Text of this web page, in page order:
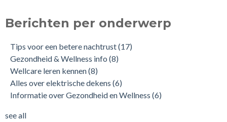
Berichten per onderwerp
Tips voor een betere nachtrust(17)
Gezondheid & Wellness info (8)
Wellcare leren kennen(8)
Alles over elektrische dekens (6)
Informatie over Gezondheid en Wellness (6)
see all